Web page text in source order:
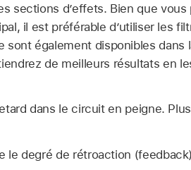
sections d’effets. Bien que
il est préférable d’utiliser les
sont également disponibles
de meilleurs résultats en
dans le circuit en peigne.
le degré de rétroaction